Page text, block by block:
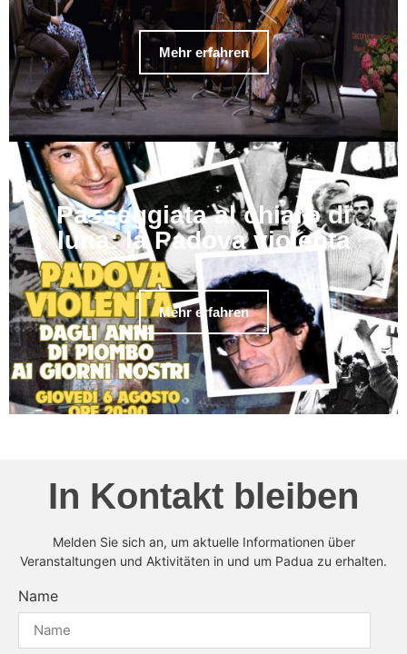
Mehr erfahren
Passeggiata al chiaro di
luna: la Padova violenta
Mehr erfahren
In Kontakt bleiben
Melden Sie sich an, um aktuelle Informationen über
Veranstaltungen und Aktivitäten in und um Padua zu erhalten.
Name